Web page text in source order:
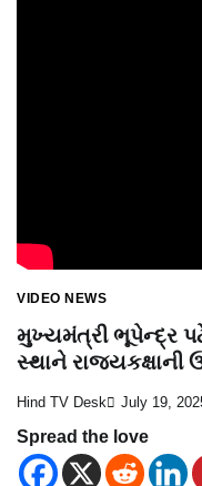
VIDEO NEWS
મુખ્યમંત્રી ભૂપેન્દ્ર
સ્થાને રાજ્યકક્ષાની
Hind TV Desk July 19,
Spread the love